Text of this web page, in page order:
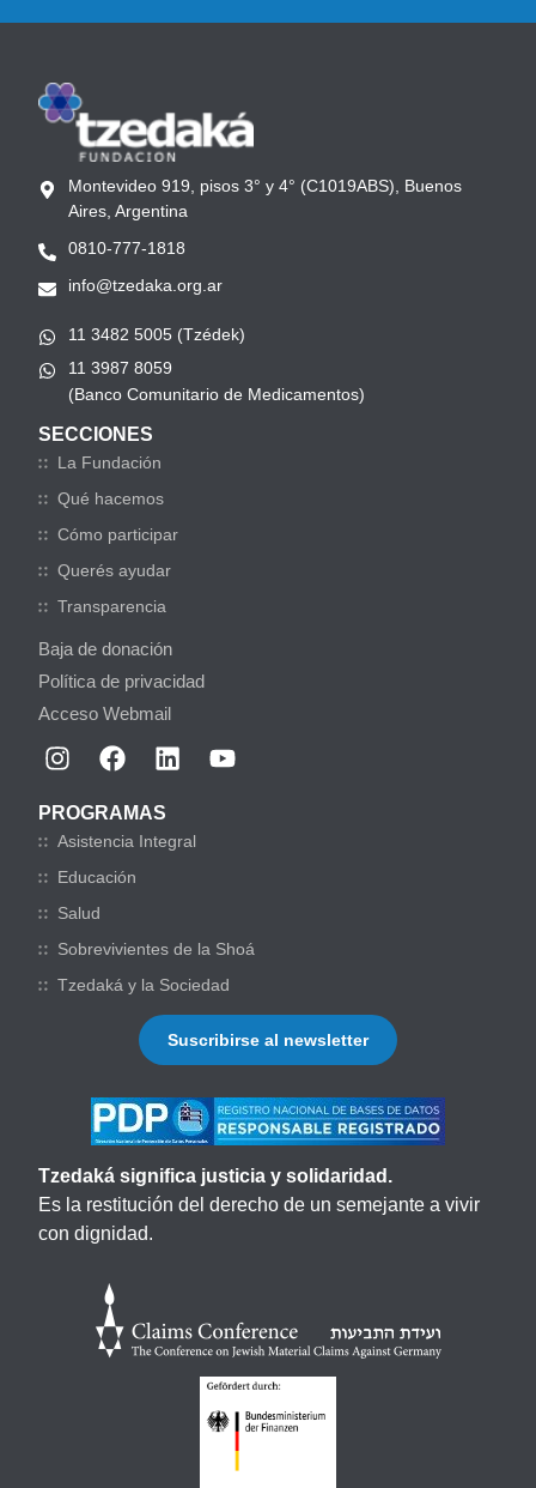
Montevideo 919, pisos 3° y 4° (C1019ABS), Buenos
Aires, Argentina
0810-777-1818
info@tzedaka.org.ar
11 3482 5005 (Tzédek)
11 3987 8059
(Banco Comunitario de Medicamentos)
SECCIONES
La Fundación
Qué hacemos
Cómo participar
Querés ayudar
Transparencia
Baja de donación
Política de privacidad
Acceso Webmail
PROGRAMAS
Asistencia Integral
Educación
Salud
Sobrevivientes de la Shoá
Tzedaká y la Sociedad
Suscribirse al newsletter
Tzedaká significa justicia y solidaridad.
Es la restitución del derecho de un semejante a vivir
con dignidad.